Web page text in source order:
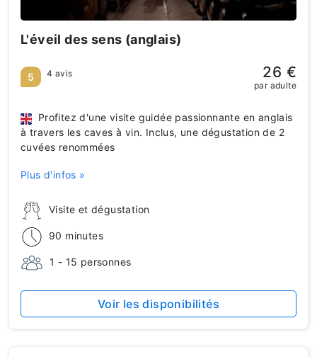
L'éveil des sens (anglais)
Visite et dégustation
90 minutes
1 - 15 personnes
Profitez d'une visite guidée passionnante en anglais
à travers les caves à vin. Inclus, une dégustation de 2
cuvées renommées
Plus d'infos »
5 4 avis 26 €
par adulte
Voir les disponibilités